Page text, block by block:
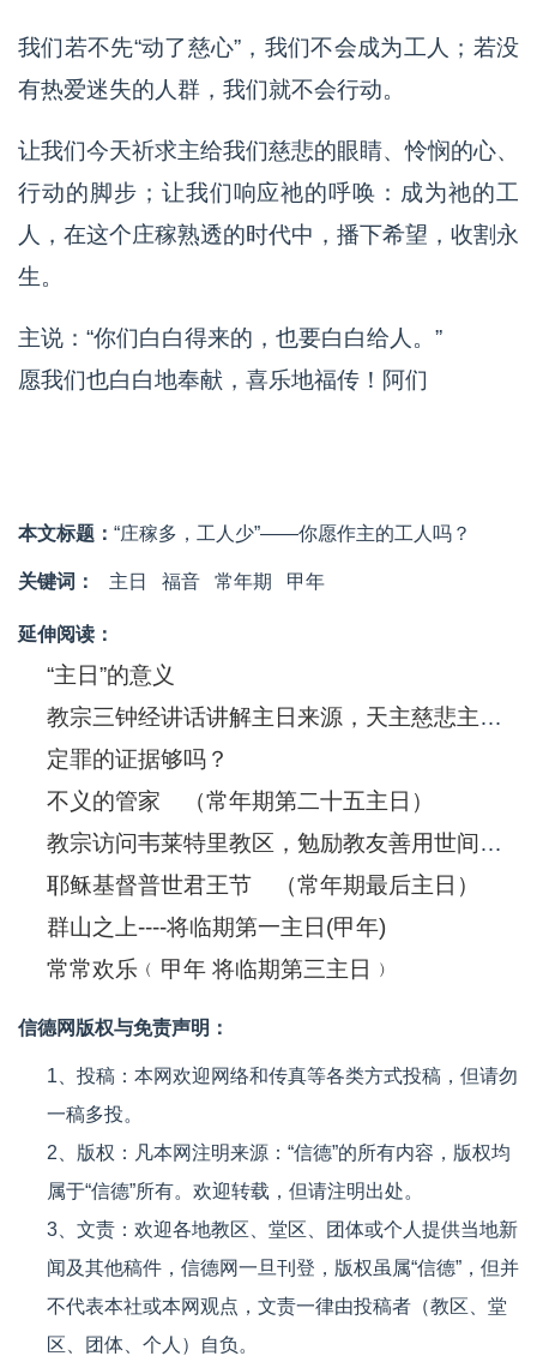
我们若不先“动了慈心”，我们不会成为工人；若没
有热爱迷失的人群，我们就不会行动。
让我们今天祈求主给我们慈悲的眼睛、怜悯的心、
行动的脚步；让我们响应祂的呼唤：成为祂的工
人，在这个庄稼熟透的时代中，播下希望，收割永
生。
主说：“你们白白得来的，也要白白给人。”
愿我们也白白地奉献，喜乐地福传！阿们
本文标题： “庄稼多，工人少”——你愿作主的工人吗？
关键词： 主日 福音 常年期 甲年
延伸阅读：
“主日”的意义
教宗三钟经讲话讲解主日来源，天主慈悲主日，并向东方教会祝贺复活节
定罪的证据够吗？
不义的管家 （常年期第二十五主日）
教宗访问韦莱特里教区，勉励教友善用世间财富
耶稣基督普世君王节 （常年期最后主日）
群山之上----将临期第一主日(甲年)
常常欢乐﹙甲年 将临期第三主日﹚
信德网版权与免责声明：
1、投稿：本网欢迎网络和传真等各类方式投稿，但请勿
一稿多投。
2、版权：凡本网注明来源：“信德”的所有内容，版权均
属于“信德”所有。欢迎转载，但请注明出处。
3、文责：欢迎各地教区、堂区、团体或个人提供当地新
闻及其他稿件，信德网一旦刊登，版权虽属“信德”，但并
不代表本社或本网观点，文责一律由投稿者（教区、堂
区、团体、个人）自负。